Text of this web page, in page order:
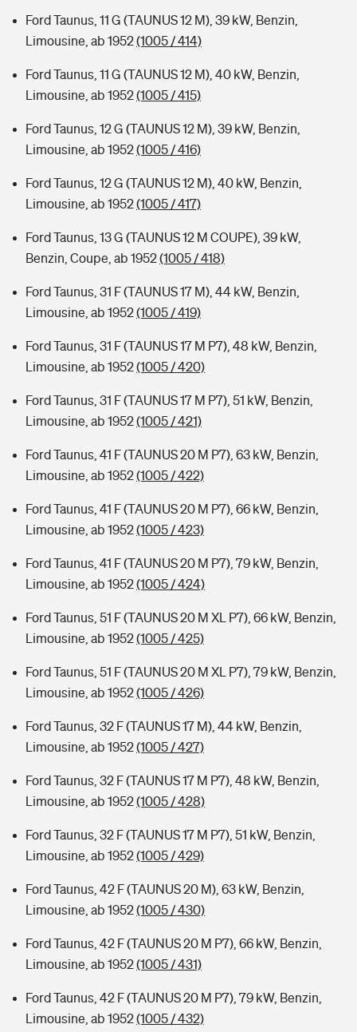
Ford Taunus, 11 G (TAUNUS 12 M), 39 kW, Benzin,
Limousine, ab 1952(1005 / 414)
Ford Taunus, 11 G (TAUNUS 12 M), 40 kW, Benzin,
Limousine, ab 1952(1005 / 415)
Ford Taunus, 12 G (TAUNUS 12 M), 39 kW, Benzin,
Limousine, ab 1952(1005 / 416)
Ford Taunus, 12 G (TAUNUS 12 M), 40 kW, Benzin,
Limousine, ab 1952(1005 / 417)
Ford Taunus, 13 G (TAUNUS 12 M COUPE), 39 kW,
Benzin, Coupe, ab 1952(1005 / 418)
Ford Taunus, 31 F (TAUNUS 17 M), 44 kW, Benzin,
Limousine, ab 1952(1005 / 419)
Ford Taunus, 31 F (TAUNUS 17 M P7), 48 kW, Benzin,
Limousine, ab 1952(1005 / 420)
Ford Taunus, 31 F (TAUNUS 17 M P7), 51 kW, Benzin,
Limousine, ab 1952(1005 / 421)
Ford Taunus, 41 F (TAUNUS 20 M P7), 63 kW, Benzin,
Limousine, ab 1952(1005 / 422)
Ford Taunus, 41 F (TAUNUS 20 M P7), 66 kW, Benzin,
Limousine, ab 1952(1005 / 423)
Ford Taunus, 41 F (TAUNUS 20 M P7), 79 kW, Benzin,
Limousine, ab 1952(1005 / 424)
Ford Taunus, 51 F (TAUNUS 20 M XL P7), 66 kW, Benzin,
Limousine, ab 1952(1005 / 425)
Ford Taunus, 51 F (TAUNUS 20 M XL P7), 79 kW, Benzin,
Limousine, ab 1952(1005 / 426)
Ford Taunus, 32 F (TAUNUS 17 M), 44 kW, Benzin,
Limousine, ab 1952(1005 / 427)
Ford Taunus, 32 F (TAUNUS 17 M P7), 48 kW, Benzin,
Limousine, ab 1952(1005 / 428)
Ford Taunus, 32 F (TAUNUS 17 M P7), 51 kW, Benzin,
Limousine, ab 1952(1005 / 429)
Ford Taunus, 42 F (TAUNUS 20 M), 63 kW, Benzin,
Limousine, ab 1952(1005 / 430)
Ford Taunus, 42 F (TAUNUS 20 M P7), 66 kW, Benzin,
Limousine, ab 1952(1005 / 431)
Ford Taunus, 42 F (TAUNUS 20 M P7), 79 kW, Benzin,
Limousine, ab 1952(1005 / 432)